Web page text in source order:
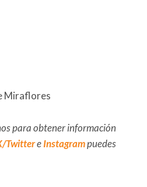
Miraflores
para obtener información
TwittereInstagrampuedes